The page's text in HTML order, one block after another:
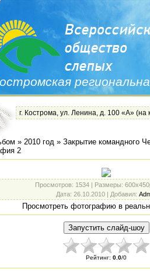
г. Кострома, ул. Ленина, д. 100 «А» (на
» 2010 год » Закрытие командного
2
Просмотров: 1534 | Размеры:
Дата: 26.10.2010 | Добавил:
Просмотреть фотографию в
Рейтинг: 0.0/0